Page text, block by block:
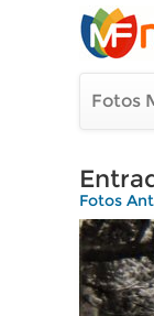
Fotos
Fotos